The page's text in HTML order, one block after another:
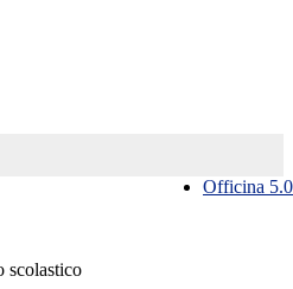
Officina 5.0
scolastico